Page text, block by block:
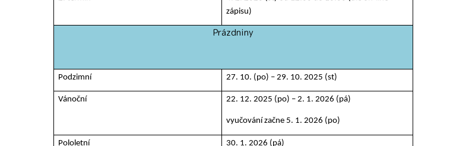
zápisu)
Prázdniny
Podzimní 27. 10. (po) – 29. 10. 2025 (st)
Vánoční 22. 12. 2025 (po) – 2. 1. 2026 (pá)
vyučování začne 5. 1. 2026 (po)
Pololetní 30. 1. 2026 (pá)